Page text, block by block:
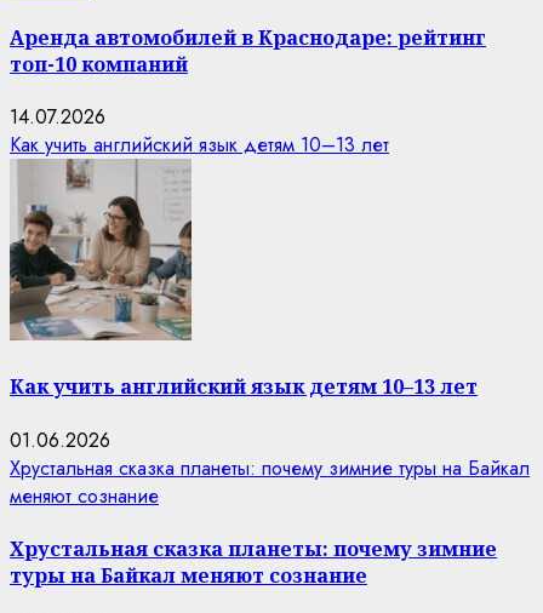
Аренда автомобилей в Краснодаре: рейтинг
топ-10 компаний
14.07.2026
Как учить английский язык детям 10–13 лет
Как учить английский язык детям 10–13 лет
01.06.2026
Хрустальная сказка планеты: почему зимние туры на Байкал
меняют сознание
Хрустальная сказка планеты: почему зимние
туры на Байкал меняют сознание